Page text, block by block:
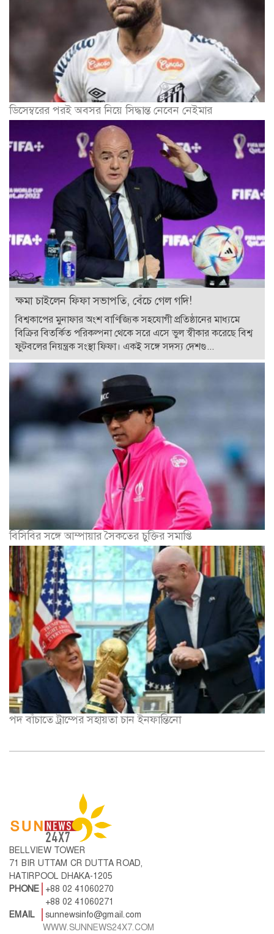
ডিসেম্বরের পরই অবসর নিয়ে সিদ্ধান্ত নেবেন নেইমার
ক্ষমা চাইলেন ফিফা সভাপতি, বেঁচে গেল গদি!
বিশ্বকাপের মুনাফার অংশ বাণিজ্যিক সহযোগী প্রতিষ্ঠানের মাধ্যমে
বিক্রির বিতর্কিত পরিকল্পনা থেকে সরে এসে ভুল স্বীকার করেছে বিশ্ব
ফুটবলের নিয়ন্ত্রক সংস্থা ফিফা। একই সঙ্গে সদস্য দেশগু...
বিসিবির সঙ্গে আম্পায়ার সৈকতের চুক্তির সমাপ্তি
পদ বাঁচাতে ট্রাম্পের সহায়তা চান ইনফান্তিনো
BELLVIEW TOWER
71 BIR UTTAM CR DUTTA ROAD,
HATIRPOOL DHAKA-1205
PHONE
+88 02 41060270
+88 02 41060271
EMAIL
sunnewsinfo@gmail.com
WWW.SUNNEWS24X7.COM